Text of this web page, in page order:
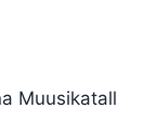
Muusikatall